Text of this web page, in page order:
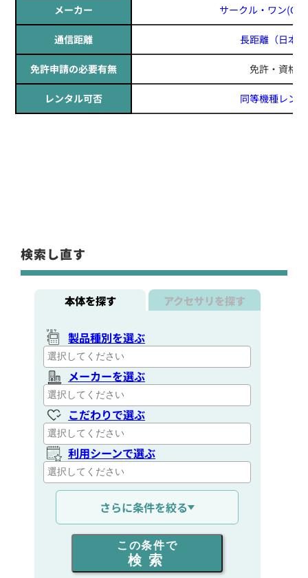
メーカー サークル・ワン
通信距離 長距離 （日本
免許申請の必要有無 免許・資格
レンタル可否 同等機種レン
検索し直す
本体を探す アクセサリを探す
製品種別を選ぶ
メーカーを選ぶ
こだわりで選ぶ
利用シーンで選ぶ
通信距離を選ぶ
出力を選ぶ
同時通話人数を選ぶ
さらに条件を絞る
この条件で
検索